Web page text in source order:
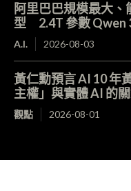
阿里巴巴規模最大
型 2.4T 參數 Qwen
A.I. 2026-08-03
黃仁勳預言 AI 10 年
主權」與實體 AI 的
觀點 2026-08-01